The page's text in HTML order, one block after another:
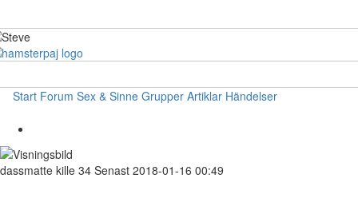
Start Forum Sex & Sinne Grupper Artiklar Händelser
dassmatte kille 34 Senast 2018-01-16 00:49